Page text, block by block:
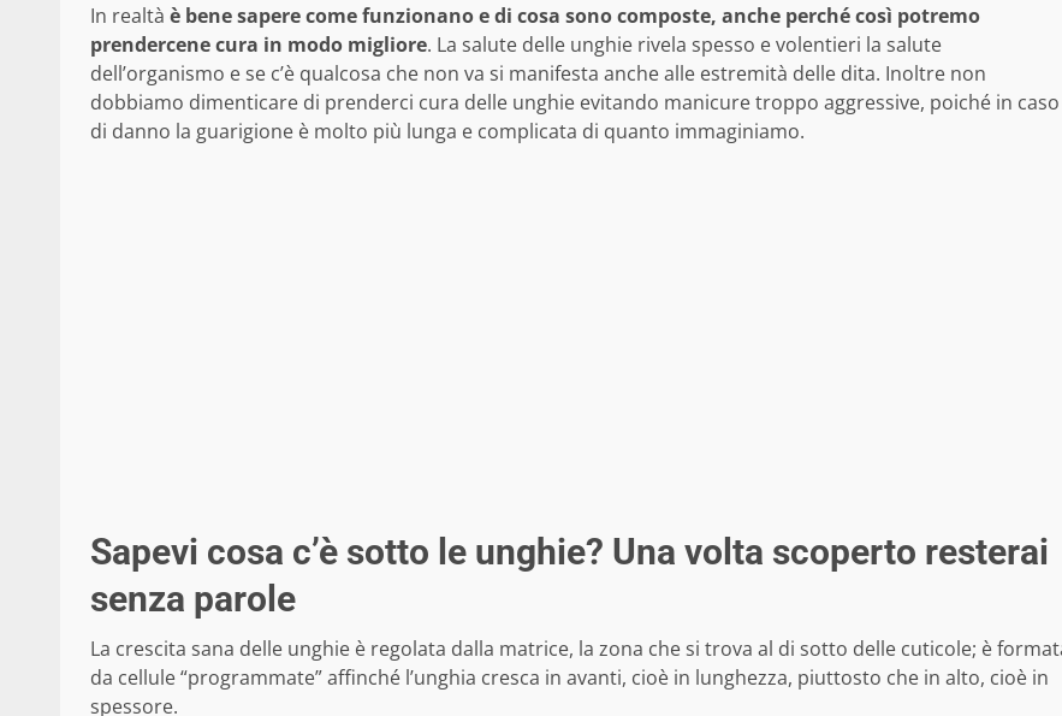
In realtà è bene sapere come funzionano e di cosa sono composte, anche perché così potremo
prendercene cura in modo migliore. La salute delle unghie rivela spesso e volentieri la salute
dell’organismo e se c’è qualcosa che non va si manifesta anche alle estremità delle dita. Inoltre non
dobbiamo dimenticare di prenderci cura delle unghie evitando manicure troppo aggressive, poiché in caso
di danno la guarigione è molto più lunga e complicata di quanto immaginiamo.
Sapevi cosa c’è sotto le unghie? Una volta scoperto resterai
senza parole
La crescita sana delle unghie è regolata dalla matrice, la zona che si trova al di sotto delle cuticole; è
da cellule “programmate” affinché l’unghia cresca in avanti, cioè in lunghezza, piuttosto che in alto, cioè in
spessore.